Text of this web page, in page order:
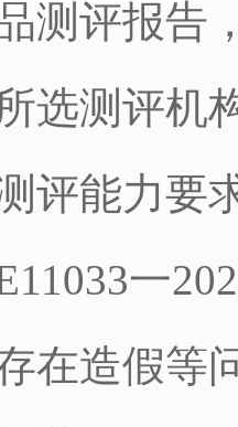
测评报告
选测评机
评能力要
一
在造假等